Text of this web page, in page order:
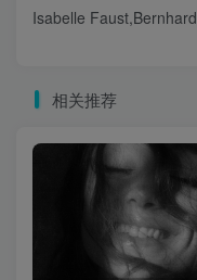
Isabelle
相关推荐